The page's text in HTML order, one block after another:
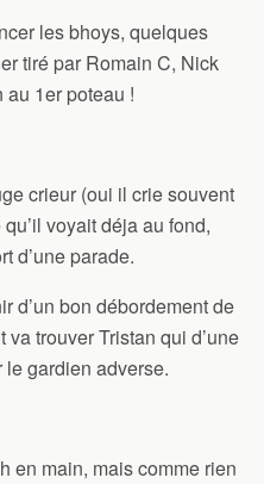
les bhoys, quelques
tiré par Romain C, Nick
au 1er poteau !
crieur (oui il crie souvent
voyait déja au fond,
d’une parade.
d’un bon débordement de
va trouver Tristan qui d’une
gardien adverse.
en main, mais comme rien